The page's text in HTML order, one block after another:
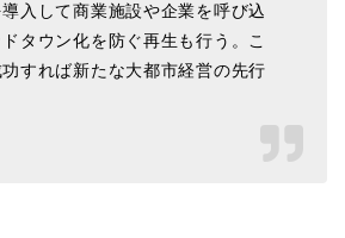
入して商業施設や企業を呼び込
タウン化を防ぐ再生も行う。こ
すれば新たな大都市経営の先行